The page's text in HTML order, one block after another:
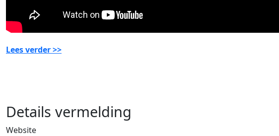
Lees verder >>
Details vermelding
Website